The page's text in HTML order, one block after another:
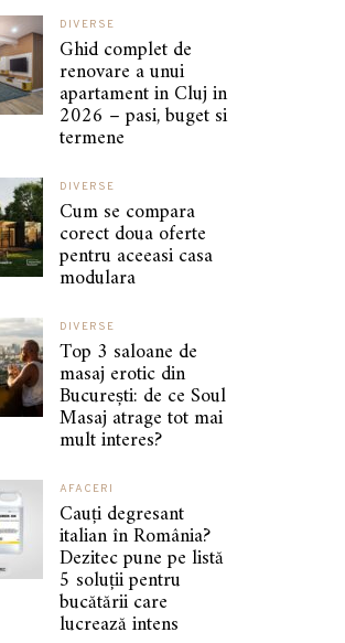
DIVERSE
Ghid complet de
renovare a unui
apartament in Cluj in
2026 – pasi, buget si
termene
DIVERSE
Cum se compara
corect doua oferte
pentru aceeasi casa
modulara
DIVERSE
Top 3 saloane de
masaj erotic din
București: de ce Soul
Masaj atrage tot mai
mult interes?
AFACERI
Cauți degresant
italian în România?
Dezitec pune pe listă
5 soluții pentru
bucătării care
lucrează intens